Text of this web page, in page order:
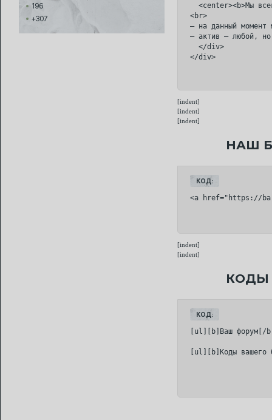
196
+307
<center><b>Мы
<br>
— на данный момент
— актив — любой, но
  </div>
</div>
[indent]
[indent]
[indent]
НАШ
КОД:
<a href="https://
[indent]
[indent]
КОДЫ
КОД:
[ul][b]Ваш